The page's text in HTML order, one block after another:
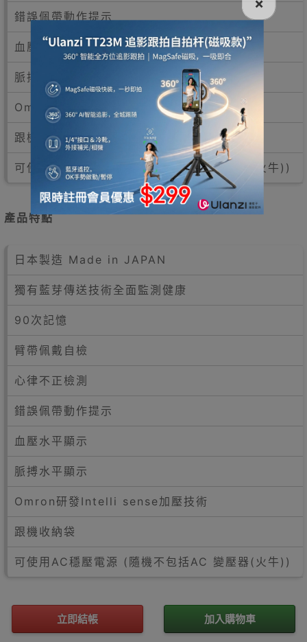
錯誤佩帶動作提示
血壓水平顯示
脈搏水平顯示
Omron研發Intelli sense加壓技術
跟機收納袋
可使用AC穩壓電源 (隨機不包括AC 變壓器(火牛))
產品特點
日本製造 Made in JAPAN
獨有藍芽傳送技術全面監測健康
90次記憶
臂帶佩戴自檢
心律不正檢測
錯誤佩帶動作提示
血壓水平顯示
脈搏水平顯示
Omron研發Intelli sense加壓技術
跟機收納袋
可使用AC穩壓電源 (隨機不包括AC 變壓器(火牛))
立即結帳 加入購物車